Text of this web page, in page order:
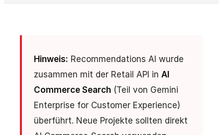
Hinweis: Recommendations AI wurde
zusammen mit der Retail API in AI
Commerce Search (Teil von Gemini
Enterprise for Customer Experience)
überführt. Neue Projekte sollten direkt